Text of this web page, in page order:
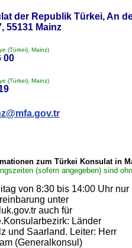
der Republik Türkei, An
55131 Mainz
(Türkei), Mainz)
00
(Türkei), Mainz)
zum Türkei Konsulat in
(sofern angegeben) sind
von 8:30 bis 14:00 Uhr nur
unter
auch für
Länder
und Saarland. Leiter: Herr
(Generalkonsul)